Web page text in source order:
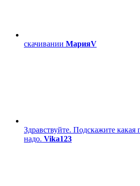
скачивании МарияV
Здравствуйте. Подскажите какая
надо. Vika123